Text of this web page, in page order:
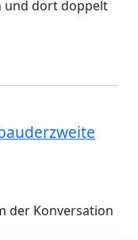
und dort doppelt
der Konversation